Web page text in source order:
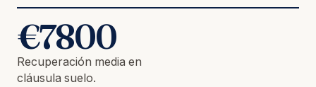
€7800
Recuperación media en
cláusula suelo.